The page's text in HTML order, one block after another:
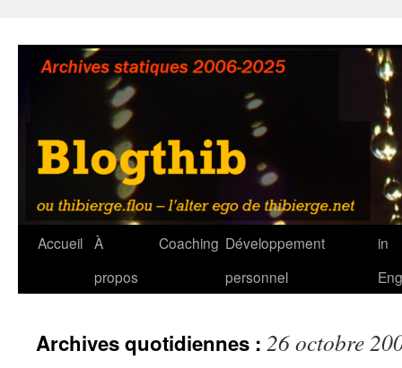
contenu
Accueil À
propos
Coaching Développement
personnel
in
Archives quotidiennes : 26 octobre